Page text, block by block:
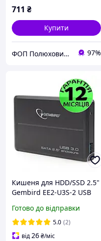
711 ₴
Купити
ФОП Полюхович Л.Г. 97%
Кишеня для HDD/SSD 2.5"
Gembird EE2-U3S-2 USB
жорсткого диска та ссд
Готово до відправки
5.0 (2)
від26₴/міс